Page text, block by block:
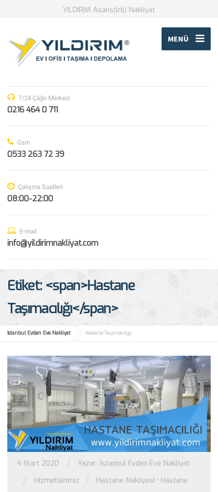
YILDIRIM Asansörlü Nakliyat
MENÜ
7/24 Çağrı Merkezi
0216 464 0 711
Gsm
0533 263 72 39
Çalışma Saatleri
08:00-22:00
E-mail
info@yildirimnakliyat.com
Etiket: <span>Hastane
Taşımacılığı</span>
İstanbul Evden Eve Nakliyat Hastane Taşımacılığı
4 Mart 2020 Yazar: İstanbul Evden Eve Nakliyat
Hizmetlerimiz Hastane Nakliyesi • Hastane